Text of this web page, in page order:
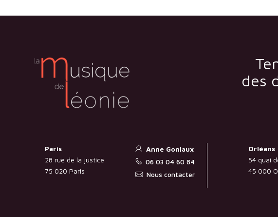
des
Paris
28 rue de la justice
75 020 Paris
Anne Goniaux
06 03 04 60 84
Nous contacter
Orléans
54 quai
45 000